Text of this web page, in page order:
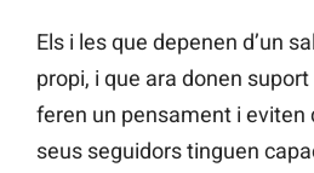
Els i les que depenen d’un
propi, i que ara donen
feren un pensament i eviten
seus seguidors tinguen